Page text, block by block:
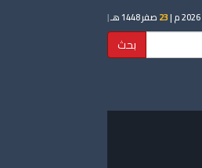
23 صفر 1448 هـ |
بحث